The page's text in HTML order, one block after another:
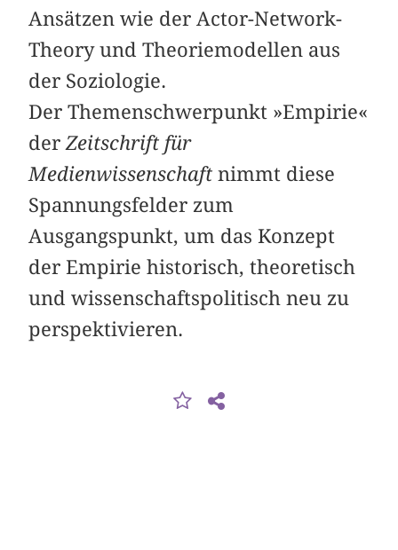
Ansätzen wie der Actor-Network-
Theory und Theoriemodellen aus
der Soziologie.
Der Themenschwerpunkt »Empirie«
derZeitschrift für
Medienwissenschaft nimmt diese
Spannungsfelder zum
Ausgangspunkt, um das Konzept
der Empirie historisch, theoretisch
und wissenschaftspolitisch neu zu
perspektivieren.